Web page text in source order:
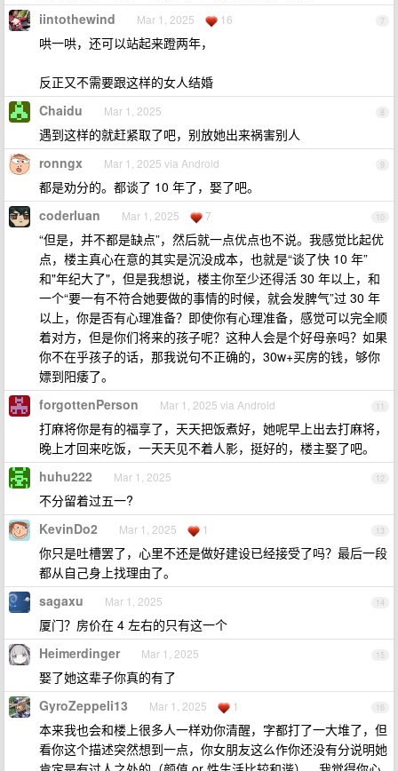
7
iintothewind Mar 1, 2025 16
哄一哄，还可以站起来蹬两年，
反正又不需要跟这样的女人结婚
8
Chaidu Mar 1, 2025
遇到这样的就赶紧取了吧，别放她出来祸害别人
9
ronngx Mar 1, 2025 via Android
都是劝分的。都谈了 10 年了，娶了吧。
10
coderluan Mar 1, 2025 7
“但是，并不都是缺点”，然后就一点优点也不说。我感觉比起优
点，楼主真心在意的其实是沉没成本，也就是“谈了快 10 年”
和"年纪大了"，但是我想说，楼主你至少还得活 30 年以上，和
一个“要一有不符合她要做的事情的时候，就会发脾气”过 30 年
以上，你是否有心理准备？即使你有心理准备，感觉可以完全顺
着对方，但是你们将来的孩子呢？这种人会是个好母亲吗？如果
你不在乎孩子的话，那我说句不正确的，30w+买房的钱，够你
嫖到阳痿了。
11
forgottenPerson Mar 1, 2025 via Android
打麻将你是有的福享了，天天把饭煮好，她呢早上出去打麻将，
晚上才回来吃饭，一天天见不着人影，挺好的，楼主娶了吧。
12
huhu222 Mar 1, 2025
不分留着过五一?
13
KevinDo2 Mar 1, 2025 1
你只是吐槽罢了，心里不还是做好建设已经接受了吗？最后一段
都从自己身上找理由了。
14
sagaxu Mar 1, 2025
厦门？房价在 4 左右的只有这一个
15
Heimerdinger Mar 1, 2025
娶了她这辈子你真的有了
16
GyroZeppeli13 Mar 1, 2025 1
本来我也会和楼上很多人一样劝你清醒，字都打了一大堆了，但
看你这个描述突然想到一点，你女朋友这么作你还没有分说明她